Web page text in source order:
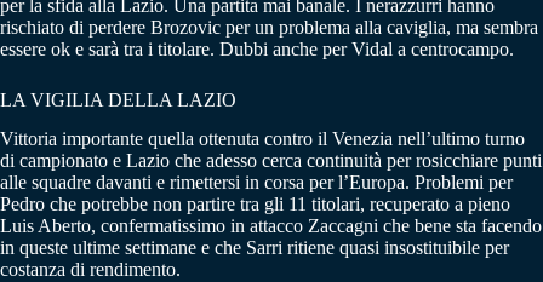
per la sfida alla Lazio. Una partita mai banale. I nerazzurri hanno
rischiato di perdere Brozovic per un problema alla caviglia, ma sembra
essere ok e sarà tra i titolare. Dubbi anche per Vidal a centrocampo.
LA VIGILIA DELLA LAZIO
Vittoria importante quella ottenuta contro il Venezia nell’ultimo turno
di campionato e Lazio che adesso cerca continuità per rosicchiare punti
alle squadre davanti e rimettersi in corsa per l’Europa. Problemi per
Pedro che potrebbe non partire tra gli 11 titolari, recuperato a pieno
Luis Aberto, confermatissimo in attacco Zaccagni che bene sta facendo
in queste ultime settimane e che Sarri ritiene quasi insostituibile per
costanza di rendimento.